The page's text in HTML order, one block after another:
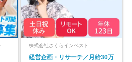
GMOコネクトHR株式会社【GMOインターネットグループ】 株式会社さくらインベスト
経営企画・リサーチ／月給30万